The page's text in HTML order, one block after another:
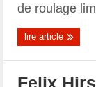
de roulage
lire article
Felix